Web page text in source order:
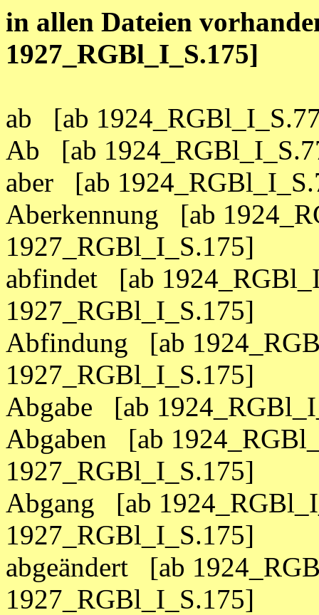
in allen Dateien
1927_RGBl_I_S.175]
ab [ab
Ab [ab
aber [ab
Aberkennung [ab
1927_RGBl_I_S.175]
abfindet [ab
1927_RGBl_I_S.175]
Abfindung [ab
1927_RGBl_I_S.175]
Abgabe [ab
Abgaben [ab
1927_RGBl_I_S.175]
Abgang [ab
1927_RGBl_I_S.175]
abgeändert [ab
1927_RGBl_I_S.175]